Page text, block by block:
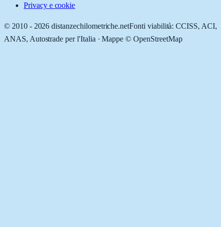
Privacy e cookie
© 2010 - 2026 distanzechilometriche.netFonti viabilità: CCISS, ACI,
ANAS, Autostrade per l'Italia · Mappe © OpenStreetMap